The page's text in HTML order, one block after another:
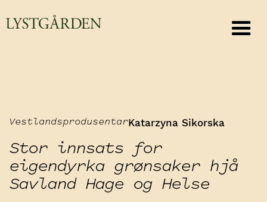
VestlandsprodusentarKatarzyna Sikorska
Stor innsats for
eigendyrka grønsaker hjå
Savland Hage og Helse